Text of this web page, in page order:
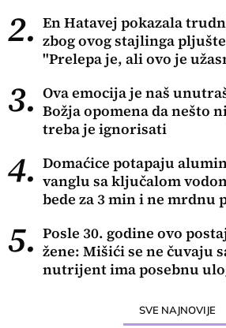
2. En Hatavej pokazala
zbog ovog stajlinga
"Prelepa je, ali ovo je
3. Ova emocija je naš
Božja opomena da nešto
treba je ignorisati
4. Domaćice potapaju
vanglu sa ključalom
bede za 3 min i ne mrdnu
5. Posle 30. godine ovo
žene: Mišići se ne čuvaju
nutrijent ima posebnu
SVE NAJNOVIJE